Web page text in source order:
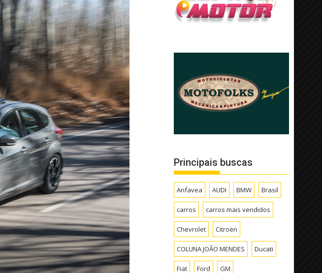
Principais buscas
Anfavea AUDI BMW Brasil
carros carros mais vendidos
Chevrolet Citroën
COLUNA JOÃO MENDES Ducati
Fiat Ford GM